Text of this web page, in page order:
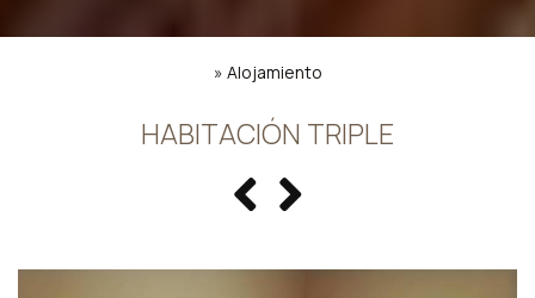
» Alojamiento
HABITACIÓN TRIPLE